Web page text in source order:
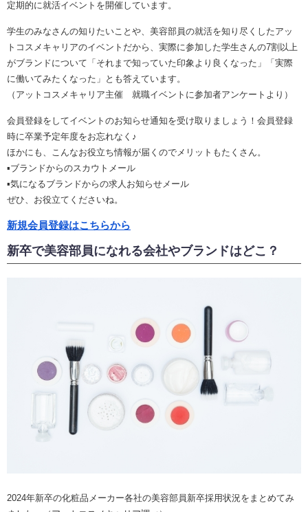
定期的に就活イベントを開催しています。
学生のみなさんの知りたいことや、美容部員の就活を知り尽くしたアッ
トコスメキャリアのイベントだから、実際に参加した学生さんの7割以上
がブランドについて「それまで知っていた印象より良くなった」「実際
に働いてみたくなった」とも答えています。
（アットコスメキャリア主催 就職イベントに参加者アンケートより）
会員登録をしてイベントのお知らせ通知を受け取りましょう！会員登録
時に卒業予定年度をお忘れなく♪
ほかにも、こんなお役立ち情報が届くのでメリットもたくさん。
▪ブランドからのスカウトメール
▪気になるブランドからの求人お知らせメール
ぜひ、お役立てくださいね。
新規会員登録はこちらから
新卒で美容部員になれる会社やブランドはどこ？
2024年新卒の化粧品メーカー各社の美容部員新卒採用状況をまとめてみ